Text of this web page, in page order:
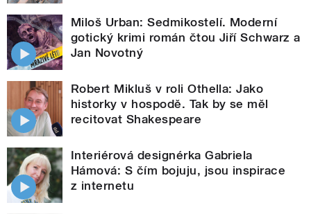
Miloš Urban: Sedmikostelí. Moderní
gotický krimi román čtou Jiří Schwarz a
Jan Novotný
Robert Mikluš v roli Othella: Jako
historky v hospodě. Tak by se měl
recitovat Shakespeare
Interiérová designérka Gabriela
Hámová: S čím bojuju, jsou inspirace
z internetu